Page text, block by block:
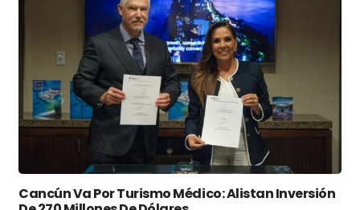
Cancún Va Por Turismo Médico: Alistan Inversión